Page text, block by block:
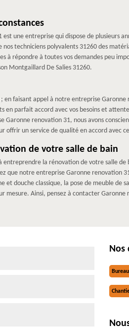
une entreprise qui dispose de plusieurs
techniciens polyvalents 31260 des
à répondre à toutes vos demandes peu
Montgaillard De Salies 31260.
en faisant appel à notre entreprise
en parfait accord avec vos besoins et
renovation 31, nous avons
offrir un service de qualité en accord avec
de votre salle de bain
la rénovation de votre salle
que notre entreprise Garonne renovation
et douche classique, la pose de meuble de
mesure. Ainsi, pensez à contacter
Nos
Bureau